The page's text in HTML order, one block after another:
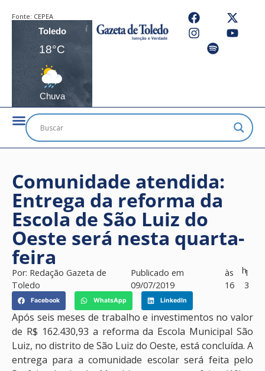
Fonte: CEPEA
Toledo
18°C
Chuva
Comunidade atendida:
Entrega da reforma da
Escola de São Luiz do
Oeste será nesta quarta-
feira
Por: Redação Gazeta de
Toledo
Publicado em
09/07/2019
às
16
h1
3
Facebook WhatsApp LinkedIn
Após seis meses de trabalho e investimentos no valor
de R$ 162.430,93 a reforma da Escola Municipal São
Luiz, no distrito de São Luiz do Oeste, está concluída. A
entrega para a comunidade escolar será feita pelo